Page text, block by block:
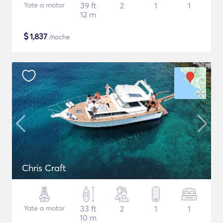
Yate a motor
39 ft
12 m
2 1 1
$1,837 /noche
Chris Craft
Yate a motor
33 ft
10 m
2 1 1